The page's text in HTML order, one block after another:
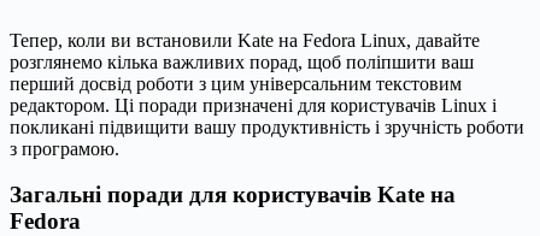
Тепер, коли ви встановили Kate на Fedora Linux, давайте
розглянемо кілька важливих порад, щоб поліпшити ваш
перший досвід роботи з цим універсальним текстовим
редактором. Ці поради призначені для користувачів Linux і
покликані підвищити вашу продуктивність і зручність роботи
з програмою.
Загальні поради для користувачів Kate на
Fedora